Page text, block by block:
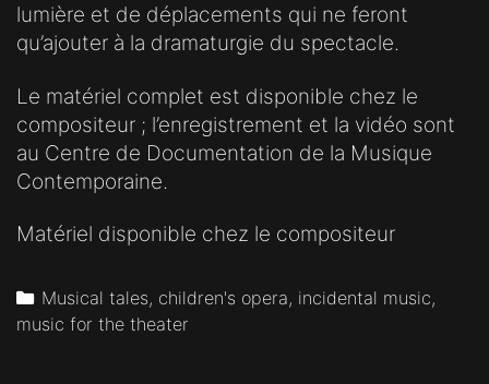
lumière et de déplacements qui ne feront
qu’ajouter à la dramaturgie du spectacle.
Le matériel complet est disponible chez le
compositeur ; l’enregistrement et la vidéo sont
au Centre de Documentation de la Musique
Contemporaine.
Matériel disponible chez le compositeur
Categories
Musical tales, children's opera, incidental music,
music for the theater